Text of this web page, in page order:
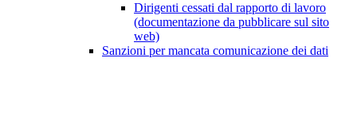
Dirigenti cessati dal rapporto di lavoro
(documentazione da pubblicare sul sito
web)
Sanzioni per mancata comunicazione dei dati